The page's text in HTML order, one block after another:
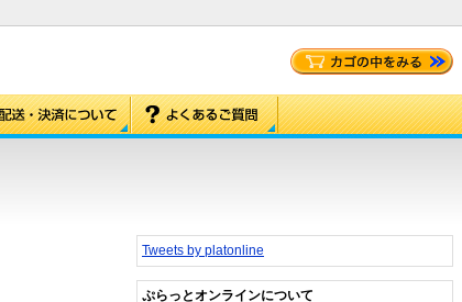
Tweets by platonline
ぷらっとオンラインについて